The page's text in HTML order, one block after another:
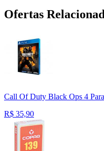
Ofertas
Call Of Duty Black Ops 4
R$ 35,90